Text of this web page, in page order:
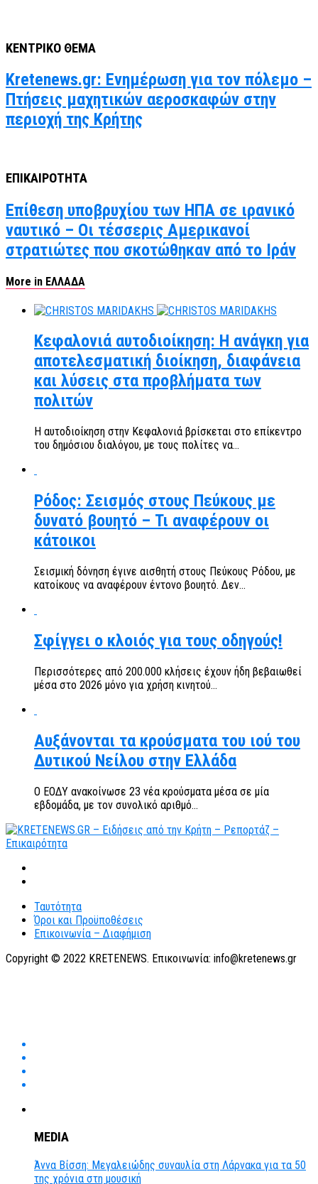
ΚΕΝΤΡΙΚΟ ΘΕΜΑ
Kretenews.gr: Ενημέρωση για τον πόλεμο –
Πτήσεις μαχητικών αεροσκαφών στην
περιοχή της Κρήτης
ΕΠΙΚΑΙΡΟΤΗΤΑ
Επίθεση υποβρυχίου των ΗΠΑ σε ιρανικό
ναυτικό – Οι τέσσερις Αμερικανοί
στρατιώτες που σκοτώθηκαν από το Ιράν
More in ΕΛΛΑΔΑ
Κεφαλονιά αυτοδιοίκηση: Η ανάγκη για
αποτελεσματική διοίκηση, διαφάνεια
και λύσεις στα προβλήματα των
πολιτών
Η αυτοδιοίκηση στην Κεφαλονιά βρίσκεται στο επίκεντρο
του δημόσιου διαλόγου, με τους πολίτες να...
Ρόδος: Σεισμός στους Πεύκους με
δυνατό βουητό – Τι αναφέρουν οι
κάτοικοι
Σεισμική δόνηση έγινε αισθητή στους Πεύκους Ρόδου, με
κατοίκους να αναφέρουν έντονο βουητό. Δεν...
Σφίγγει ο κλοιός για τους οδηγούς!
Περισσότερες από 200.000 κλήσεις έχουν ήδη βεβαιωθεί
μέσα στο 2026 μόνο για χρήση κινητού...
Αυξάνονται τα κρούσματα του ιού του
Δυτικού Νείλου στην Ελλάδα
Ο ΕΟΔΥ ανακοίνωσε 23 νέα κρούσματα μέσα σε μία
εβδομάδα, με τον συνολικό αριθμό...
Ταυτότητα
Όροι και Προϋποθέσεις
Επικοινωνία – Διαφήμιση
Copyright © 2022 KRETENEWS. Επικοινωνία: info@kretenews.gr
MEDIA
Άννα Βίσση: Μεγαλειώδης συναυλία στη Λάρνακα για τα 50
της χρόνια στη μουσική